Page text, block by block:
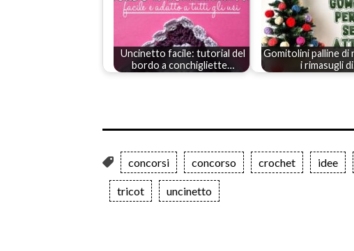
Uncinetto facile: tutorial del
bordo a conchigliette…
Gomitolini palline di
i rimasugli
concorsi concorso crochet idee
tricot uncinetto